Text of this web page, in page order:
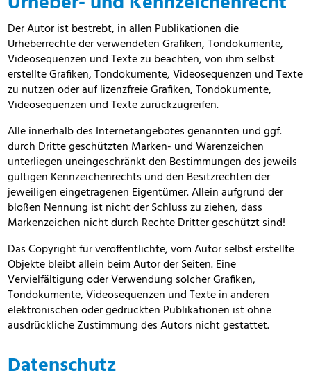
Der Autor ist bestrebt, in allen Publikationen die
Urheberrechte der verwendeten Grafiken, Tondokumente,
Videosequenzen und Texte zu beachten, von ihm selbst
erstellte Grafiken, Tondokumente, Videosequenzen und Texte
zu nutzen oder auf lizenzfreie Grafiken, Tondokumente,
Videosequenzen und Texte zurückzugreifen.
Alle innerhalb des Internetangebotes genannten und ggf.
durch Dritte geschützten Marken- und Warenzeichen
unterliegen uneingeschränkt den Bestimmungen des jeweils
gültigen Kennzeichenrechts und den Besitzrechten der
jeweiligen eingetragenen Eigentümer. Allein aufgrund der
bloßen Nennung ist nicht der Schluss zu ziehen, dass
Markenzeichen nicht durch Rechte Dritter geschützt sind!
Das Copyright für veröffentlichte, vom Autor selbst erstellte
Objekte bleibt allein beim Autor der Seiten. Eine
Vervielfältigung oder Verwendung solcher Grafiken,
Tondokumente, Videosequenzen und Texte in anderen
elektronischen oder gedruckten Publikationen ist ohne
ausdrückliche Zustimmung des Autors nicht gestattet.
Datenschutz